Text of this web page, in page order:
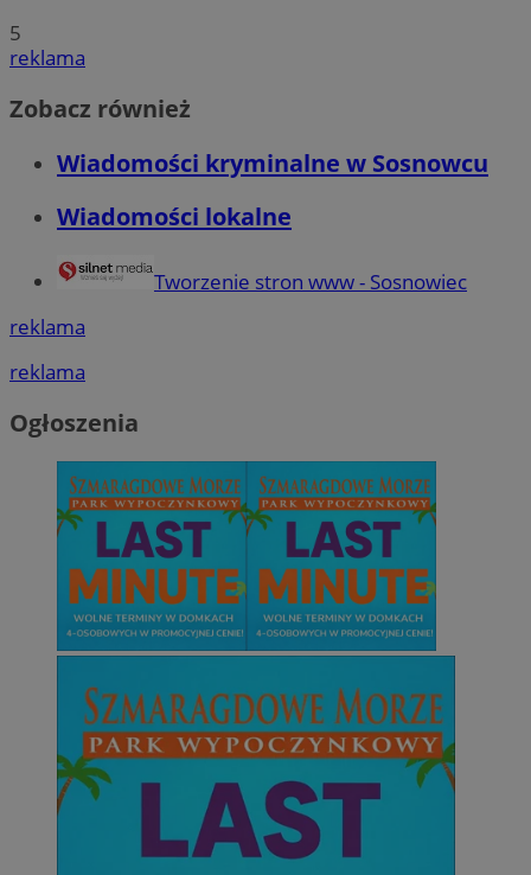
5
reklama
Zobacz również
Wiadomości kryminalne w Sosnowcu
Wiadomości lokalne
Tworzenie stron www - Sosnowiec
reklama
reklama
Ogłoszenia